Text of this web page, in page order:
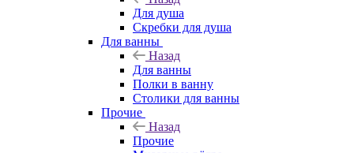
Для душа
Скребки для душа
Для ванны
Назад
Для ванны
Полки в ванну
Столики для ванны
Прочие
Назад
Прочие